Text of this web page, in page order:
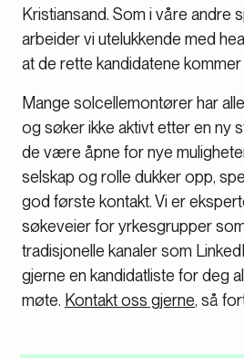
Kristiansand. Som i våre andre
arbeider vi utelukkende med
at de rette kandidatene
Mange solcellemontører har
og søker ikke aktivt etter en ny
de være åpne for nye
selskap og rolle dukker opp,
god første kontakt. Vi er
søkeveier for yrkesgrupper
tradisjonelle kanaler som
gjerne en kandidatliste for deg
møte. Kontakt oss gjerne, så